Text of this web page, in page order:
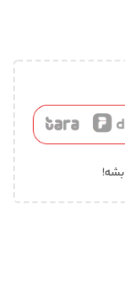
بشه!